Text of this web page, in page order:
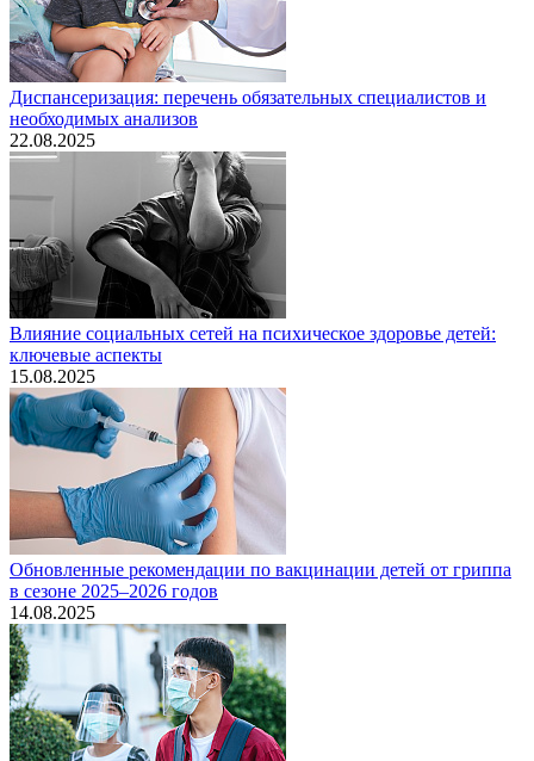
Диспансеризация: перечень обязательных специалистов и
необходимых анализов
22.08.2025
Влияние социальных сетей на психическое здоровье детей:
ключевые аспекты
15.08.2025
Обновленные рекомендации по вакцинации детей от гриппа
в сезоне 2025–2026 годов
14.08.2025